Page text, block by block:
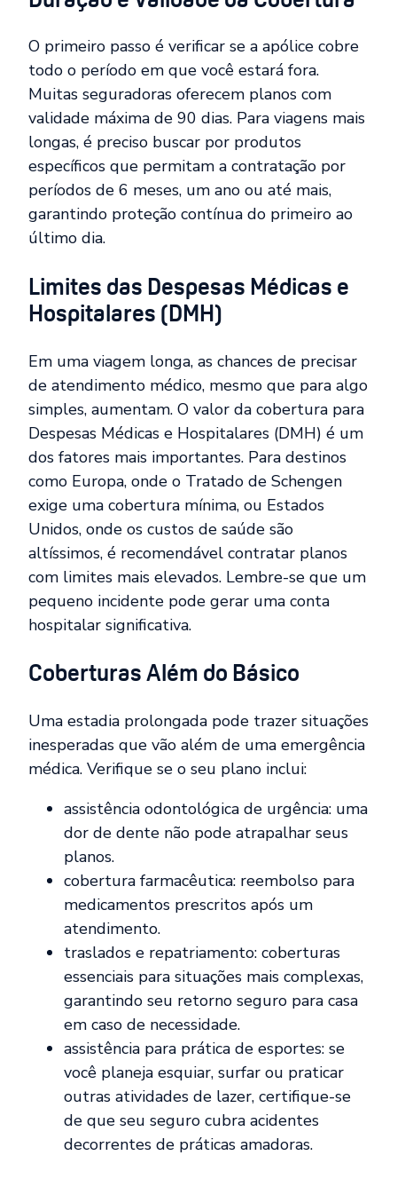
O primeiro passo é verificar se a apólice cobre
todo o período em que você estará fora.
Muitas seguradoras oferecem planos com
validade máxima de 90 dias. Para viagens mais
longas, é preciso buscar por produtos
específicos que permitam a contratação por
períodos de 6 meses, um ano ou até mais,
garantindo proteção contínua do primeiro ao
último dia.
Limites das Despesas Médicas e
Hospitalares (DMH)
Em uma viagem longa, as chances de precisar
de atendimento médico, mesmo que para algo
simples, aumentam. O valor da cobertura para
Despesas Médicas e Hospitalares (DMH) é um
dos fatores mais importantes. Para destinos
como Europa, onde o Tratado de Schengen
exige uma cobertura mínima, ou Estados
Unidos, onde os custos de saúde são
altíssimos, é recomendável contratar planos
com limites mais elevados. Lembre-se que um
pequeno incidente pode gerar uma conta
hospitalar significativa.
Coberturas Além do Básico
Uma estadia prolongada pode trazer situações
inesperadas que vão além de uma emergência
médica. Verifique se o seu plano inclui:
assistência odontológica de urgência: uma
dor de dente não pode atrapalhar seus
planos.
cobertura farmacêutica: reembolso para
medicamentos prescritos após um
atendimento.
traslados e repatriamento: coberturas
essenciais para situações mais complexas,
garantindo seu retorno seguro para casa
em caso de necessidade.
assistência para prática de esportes: se
você planeja esquiar, surfar ou praticar
outras atividades de lazer, certifique-se
de que seu seguro cubra acidentes
decorrentes de práticas amadoras.